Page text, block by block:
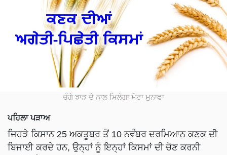
ਚੰਗੇ ਝਾੜ ਦੇ ਨਾਲ ਮਿਲੇਗਾ ਮੋਟਾ ਮੁਨਾਫਾ
ਪਹਿਲਾ ਪੜਾਅ
ਜਿਹੜੇ ਕਿਸਾਨ 25 ਅਕਤੂਬਰ ਤੋਂ 10 ਨਵੰਬਰ ਦਰਮਿਆਨ ਕਣਕ ਦੀ
ਬਿਜਾਈ ਕਰਦੇ ਹਨ, ਉਨ੍ਹਾਂ ਨੂੰ ਇਨ੍ਹਾਂ ਕਿਸਮਾਂ ਦੀ ਚੋਣ ਕਰਨੀ